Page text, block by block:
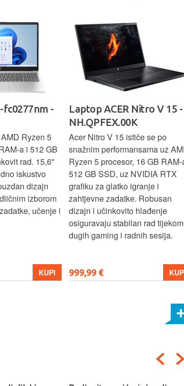
fc0277nm -
Ryzen 5
a i 512 GB
rad. 15,6"
iskustvo
dizajn
izborom
učenje i
KUPI
Laptop ACER Nitro V 15 -
NH.QPFEX.00K
Acer Nitro V 15 ističe se po
snažnim performansama uz
Ryzen 5 procesor, 16 GB RAM-
512 GB SSD, uz NVIDIA RTX
grafiku za glatko igranje i
zahtjevne zadatke. Robusan
dizajn i učinkovito hlađenje
osiguravaju stabilan rad tijekom
dugih gaming i radnih sesija.
999,99 €